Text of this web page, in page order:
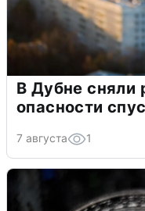
В Дубне сняли
опасности
7 августа 1